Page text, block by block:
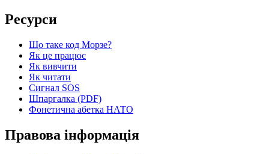
Ресурси
Що таке код Морзе?
Як це працює
Як вивчити
Як читати
Сигнал SOS
Шпаргалка (PDF)
Фонетична абетка НАТО
Правова інформація